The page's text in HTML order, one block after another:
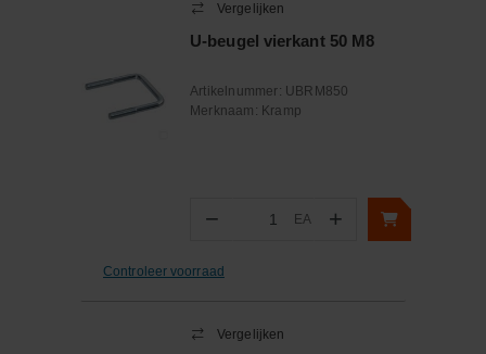
Vergelijken
U-beugel vierkant 50 M8
Artikelnummer: UBRM850
Merknaam: Kramp
− Aantal
EA +
Controleer voorraad
Vergelijken